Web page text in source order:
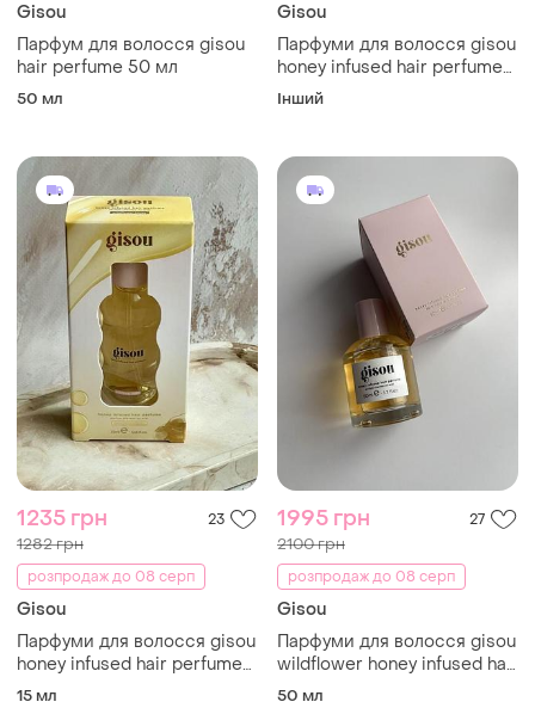
Gisou
Парфум для волосся gisou
hair perfume 50 мл
50 мл
Gisou
Парфуми для волосся gisou
honey infused hair perfume
wildflower honey
Інший
1235 грн 23
1282 грн
розпродаж до 08 серп
Gisou
Парфуми для волосся gisou
honey infused hair perfume
in wildflower honey
15 мл
1995 грн 27
2100 грн
розпродаж до 08 серп
Gisou
Парфуми для волосся gisou
wildflower honey infused hair
perfume
50 мл